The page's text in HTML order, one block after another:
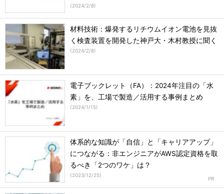
(2024/2/8)
材料技術：爆発するリチウムイオン電池を見抜
く検査装置を開発した神戸大・木村教授に聞く
(2024/2/8)
電子ブックレット（FA）：2024年注目の「水
素」を、工場で製造／活用する事例まとめ
(2024/1/15)
体系的な知識が「自信」と「キャリアアップ」
につながる：非エンジニアがAWS認定資格を取
るべき「2つのワケ」は？
(2023/12/25)